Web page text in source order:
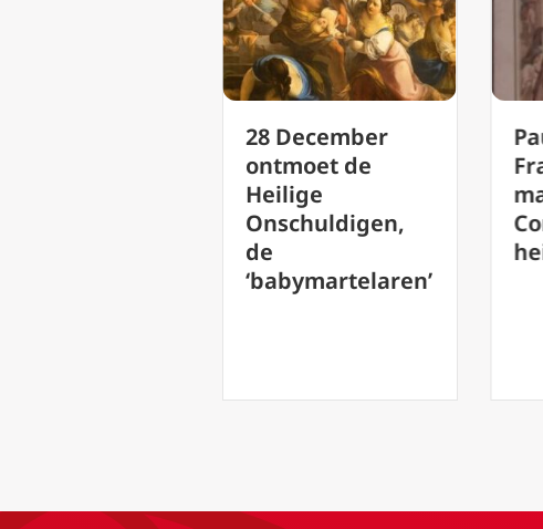
28 December
ontmoet de
Heilige
Onschuldigen,
de
‘babymartelaren’